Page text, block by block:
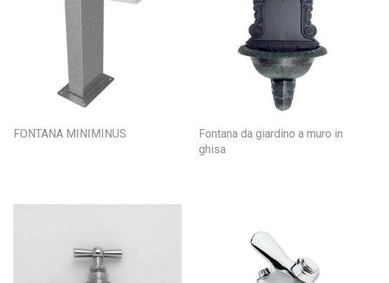
FONTANA MINIMINUS
Fontana da giardino a muro in
ghisa